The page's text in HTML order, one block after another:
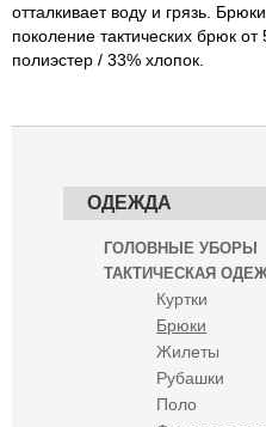
отталкивает воду и грязь.
поколение тактических брюк
полиэстер / 33% хлопок.
ОДЕЖДА
ГОЛОВНЫЕ УБОРЫ
ТАКТИЧЕСКАЯ
Куртки
Брюки
Жилеты
Рубашки
Поло